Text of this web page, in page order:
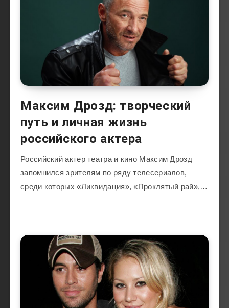
Максим Дрозд: творческий
путь и личная жизнь
российского актера
Российский актер театра и кино Максим Дрозд
запомнился зрителям по ряду телесериалов,
среди которых «Ликвидация», «Проклятый рай»,…